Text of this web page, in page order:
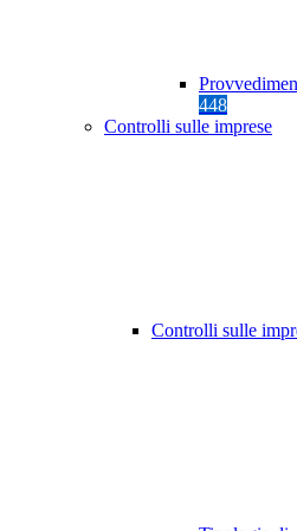
448
Controlli sulle imprese
Controlli sulle